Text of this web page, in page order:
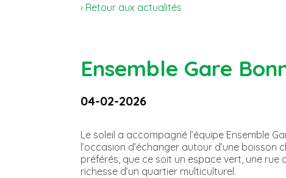
‹ Retour aux actualités
Ensemble Gare
04-02-2026
Le soleil a accompagné l’équipe Ensemble
l’occasion d’échanger autour d’une
préférés, que ce soit un espace vert, une
richesse d’un quartier multiculturel.